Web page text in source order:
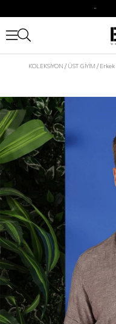
Siparişleriniz 1-3 iş
2500 TL Üzeri
KOLEKSİYON ÜST GİYİM